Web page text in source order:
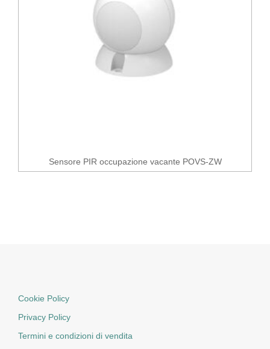
Sensore PIR occupazione vacante POVS-ZW
Cookie Policy
Privacy Policy
Termini e condizioni di vendita